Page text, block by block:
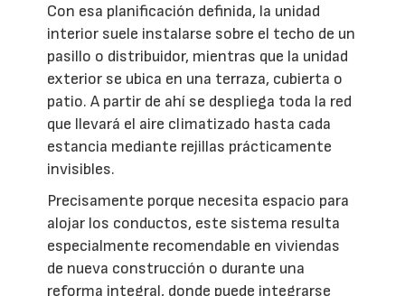
Con esa planificación definida, la unidad
interior suele instalarse sobre el techo de un
pasillo o distribuidor, mientras que la unidad
exterior se ubica en una terraza, cubierta o
patio. A partir de ahí se despliega toda la red
que llevará el aire climatizado hasta cada
estancia mediante rejillas prácticamente
invisibles.
Precisamente porque necesita espacio para
alojar los conductos, este sistema resulta
especialmente recomendable en viviendas
de nueva construcción o durante una
reforma integral, donde puede integrarse